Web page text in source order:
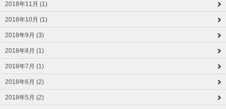
2018年11月 (1)
2018年10月 (1)
2018年9月 (3)
2018年8月 (1)
2018年7月 (1)
2018年6月 (2)
2018年5月 (2)